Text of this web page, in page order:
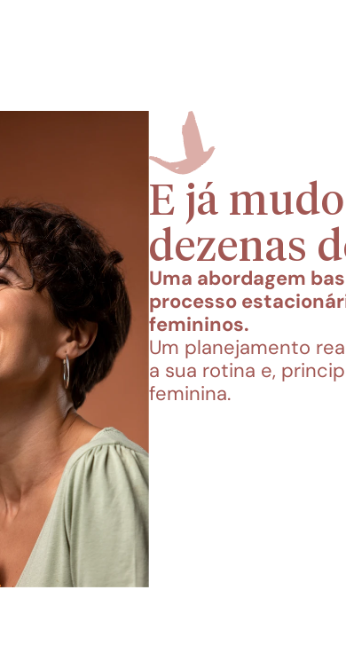
E já
dezenas
Uma abordagem
processo
femininos.
Um planejamento
a sua rotina e,
feminina.